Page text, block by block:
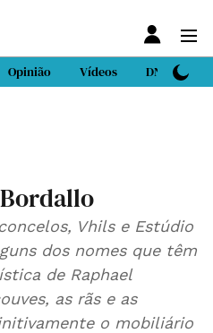
Opinião Vídeos DN Sport
Vhils e Estúdio
dos nomes que têm
de Raphael
as rãs e as
o mobiliário